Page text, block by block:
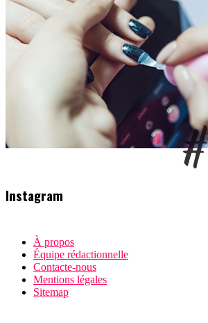
Instagram
À propos
Équipe rédactionnelle
Contacte-nous
Mentions légales
Sitemap